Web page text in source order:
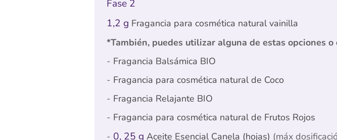
Fase 2
1,2 g Fragancia para cosmética natural vainilla
*También, puedes utilizar alguna de estas opciones
- Fragancia Balsámica BIO
- Fragancia para cosmética natural de Coco
- Fragancia Relajante BIO
- Fragancia para cosmética natural de Frutos Rojos
- 0, 25 g Aceite Esencial Canela (hojas) (máx